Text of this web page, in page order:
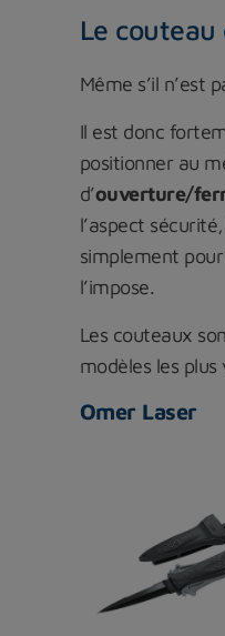
Le
Même s’il n’est
Il est donc
positionner au
d’ouverture/
l’aspect
simplement
l’impose.
Les couteaux
modèles les plus
Omer Laser